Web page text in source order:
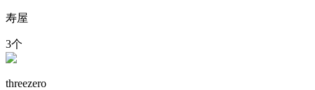
寿屋
3个
threezero